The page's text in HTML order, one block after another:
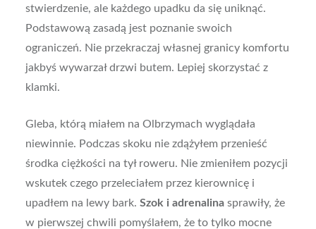
stwierdzenie, ale każdego upadku da się uniknąć.
Podstawową zasadą jest poznanie swoich
ograniczeń. Nie przekraczaj własnej granicy komfortu
jakbyś wywarzał drzwi butem. Lepiej skorzystać z
klamki.
Gleba, którą miałem na Olbrzymach wyglądała
niewinnie. Podczas skoku nie zdążyłem przenieść
środka ciężkości na tył roweru. Nie zmieniłem pozycji
wskutek czego przeleciałem przez kierownicę i
upadłem na lewy bark. Szok i adrenalinasprawiły, że
w pierwszej chwili pomyślałem, że to tylko mocne